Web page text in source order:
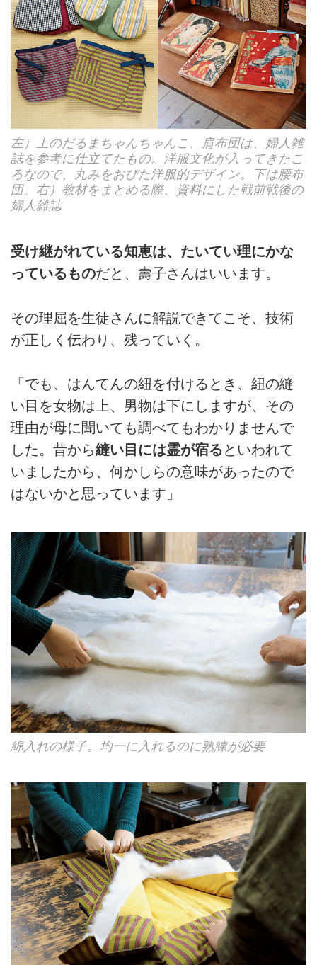
左）上のだるまちゃんちゃんこ、肩布団は、婦人雑
誌を参考に仕立てたもの。洋服文化が入ってきたこ
ろなので、丸みをおびた洋服的デザイン。下は腰布
団。右）教材をまとめる際、資料にした戦前戦後の
婦人雑誌
受け継がれている知恵は、たいてい理にかな
っているものだと、壽子さんはいいます。
その理屈を生徒さんに解説できてこそ、技術
が正しく伝わり、残っていく。
「でも、はんてんの紐を付けるとき、紐の縫
い目を女物は上、男物は下にしますが、その
理由が母に聞いても調べてもわかりませんで
した。昔から縫い目には霊が宿る といわれて
いましたから、何かしらの意味があったので
はないかと思っています」
綿入れの様子。均一に入れるのに熟練が必要